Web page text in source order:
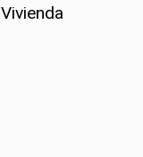
Vivienda